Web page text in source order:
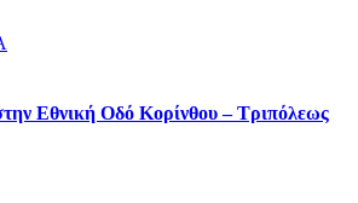
Εθνική Oδό Κορίνθου – Τριπόλεως